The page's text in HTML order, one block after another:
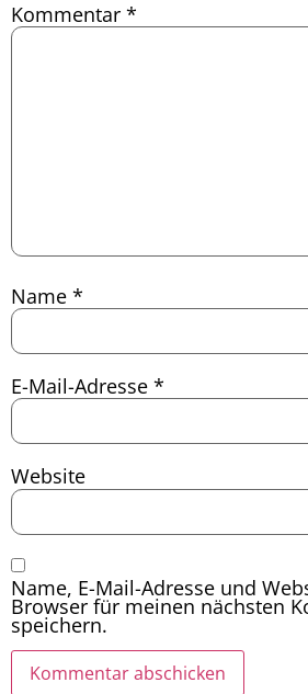
Kommentar *
Name *
E-Mail-Adresse *
Website
Name, E-Mail-Adresse und
Browser für meinen nächsten
speichern.